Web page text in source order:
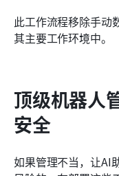
此工作流程移除手动
其主要工作环境中。
顶级机器人
安全
如果管理不当，让AI